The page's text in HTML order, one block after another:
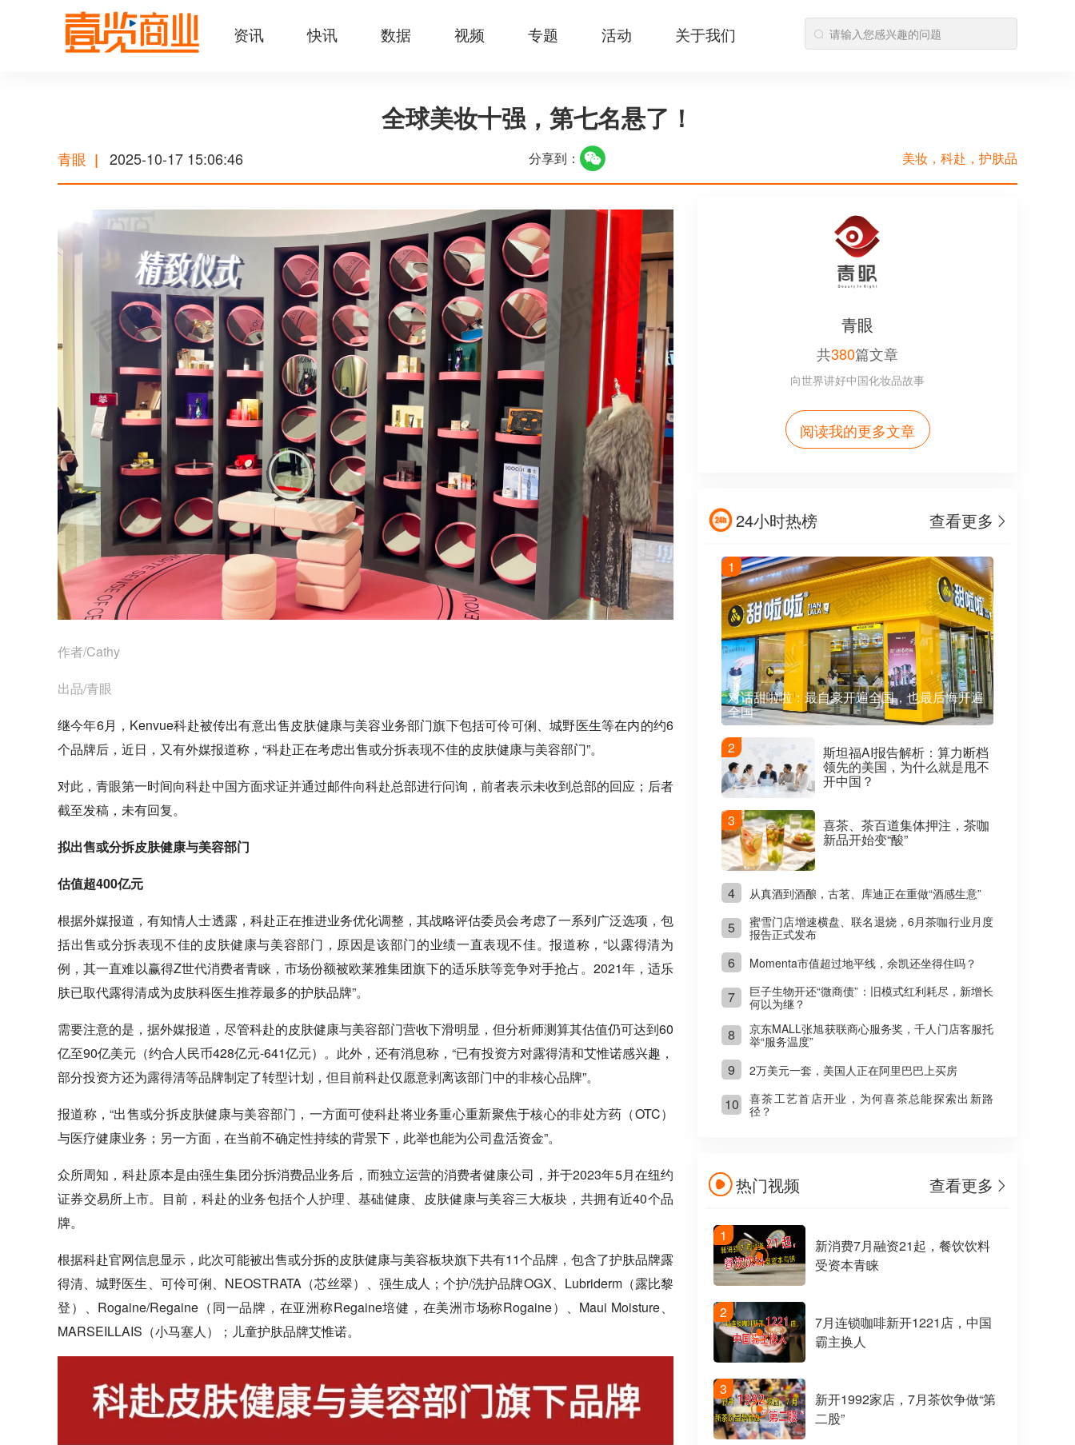
资讯 快讯 数据 视频 专题 活动 关于我们
全球美妆十强，第七名悬了！
青眼 | 2025-10-17 15:06:46 分享到： 美妆，科赴，护肤品
作者/Cathy
出品/青眼
继今年6月，Kenvue科赴被传出有意出售皮肤健康与美容业务部门旗下包括可伶可俐、城野医生等在内的约6
个品牌后，近日，又有外媒报道称，“科赴正在考虑出售或分拆表现不佳的皮肤健康与美容部门”。
对此，青眼第一时间向科赴中国方面求证并通过邮件向科赴总部进行问询，前者表示未收到总部的回应；后者
截至发稿，未有回复。
拟出售或分拆皮肤健康与美容部门
估值超400亿元
根据外媒报道，有知情人士透露，科赴正在推进业务优化调整，其战略评估委员会考虑了一系列广泛选项，包
括出售或分拆表现不佳的皮肤健康与美容部门，原因是该部门的业绩一直表现不佳。报道称，“以露得清为
例，其一直难以赢得Z世代消费者青睐，市场份额被欧莱雅集团旗下的适乐肤等竞争对手抢占。2021年，适乐
肤已取代露得清成为皮肤科医生推荐最多的护肤品牌”。
需要注意的是，据外媒报道，尽管科赴的皮肤健康与美容部门营收下滑明显，但分析师测算其估值仍可达到60
亿至90亿美元（约合人民币428亿元-641亿元）。此外，还有消息称，“已有投资方对露得清和艾惟诺感兴趣，
部分投资方还为露得清等品牌制定了转型计划，但目前科赴仅愿意剥离该部门中的非核心品牌”。
报道称，“出售或分拆皮肤健康与美容部门，一方面可使科赴将业务重心重新聚焦于核心的非处方药（OTC）
与医疗健康业务；另一方面，在当前不确定性持续的背景下，此举也能为公司盘活资金”。
众所周知，科赴原本是由强生集团分拆消费品业务后，而独立运营的消费者健康公司，并于2023年5月在纽约
证券交易所上市。目前，科赴的业务包括个人护理、基础健康、皮肤健康与美容三大板块，共拥有近40个品
牌。
根据科赴官网信息显示，此次可能被出售或分拆的皮肤健康与美容板块旗下共有11个品牌，包含了护肤品牌露
得清、城野医生、可伶可俐、NEOSTRATA（芯丝翠）、强生成人；个护/洗护品牌OGX、Lubriderm（露比黎
登）、Rogaine/Regaine（同一品牌，在亚洲称Regaine培健，在美洲市场称Rogaine）、Maui Moisture、
MARSEILLAIS（小马塞人）；儿童护肤品牌艾惟诺。
青眼
共380篇文章
向世界讲好中国化妆品故事
阅读我的更多文章
24小时热榜 查看更多
对话甜啦啦：最自豪开遍全国，也最后悔开遍
全国
1
斯坦福AI报告解析：算力断档
领先的美国，为什么就是甩不
开中国？
2
喜茶、茶百道集体押注，茶咖
新品开始变“酸”
3
4 从真酒到酒酿，古茗、库迪正在重做“酒感生意”
5
蜜雪门店增速横盘、联名退烧，6月茶咖行业月度
报告正式发布
6 Momenta市值超过地平线，余凯还坐得住吗？
7
巨子生物开还“微商债”：旧模式红利耗尽，新增长
何以为继？
8
京东MALL张旭获联商心服务奖，千人门店客服托
举“服务温度”
9 2万美元一套，美国人正在阿里巴巴上买房
10
喜茶工艺首店开业，为何喜茶总能探索出新路
径？
热门视频 查看更多
1
新消费7月融资21起，餐饮饮料
受资本青睐
2
7月连锁咖啡新开1221店，中国
霸主换人
3
新开1992家店，7月茶饮争做“第
二股”